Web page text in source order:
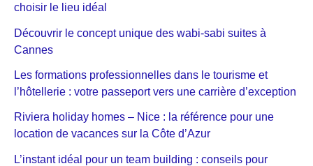
choisir le lieu idéal
Découvrir le concept unique des wabi-sabi suites à
Cannes
Les formations professionnelles dans le tourisme et
l’hôtellerie : votre passeport vers une carrière d’exception
Riviera holiday homes – Nice : la référence pour une
location de vacances sur la Côte d’Azur
L’instant idéal pour un team building : conseils pour